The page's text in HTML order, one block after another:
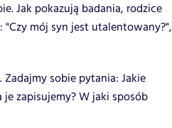
Jak pokazują badania, rodzice
mój syn jest utalentowany?",
Zadajmy sobie pytania: Jakie
zapisujemy? W jaki sposób